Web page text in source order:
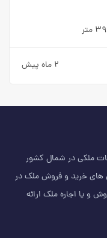
متر
۲ ماه پیش
ملکی در شمال کشور
های خرید و فروش ملک در
و یا اجاره ملک ارائه